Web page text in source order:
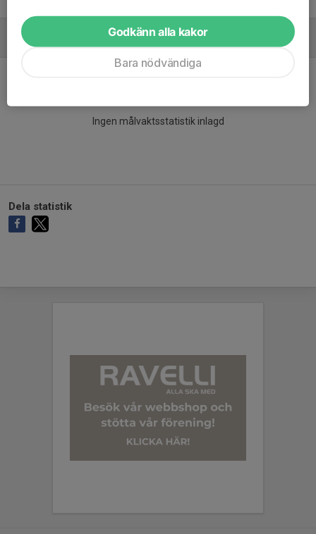
MÅLVAKTER
Ingen målvaktsstatistik inlagd
Dela statistik
Godkänn alla kakor
Bara nödvändiga